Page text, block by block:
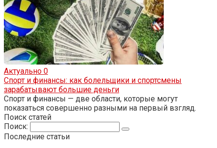
Актуально 0
Спорт и финансы: как болельщики и спортсмены
зарабатывают большие деньги
Спорт и финансы — две области, которые могут
показаться совершенно разными на первый взгляд.
Поиск статей
Поиск:
Последние статьи